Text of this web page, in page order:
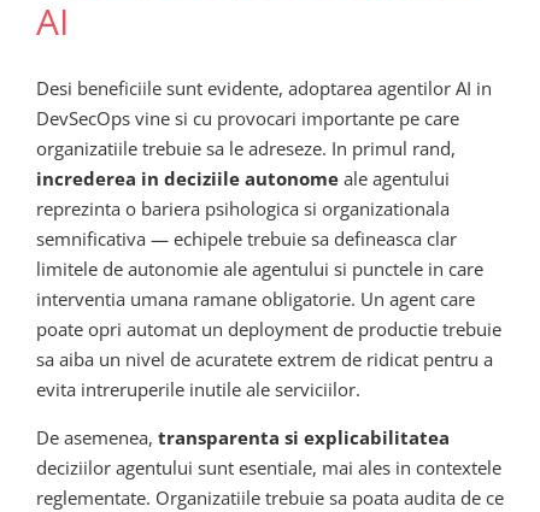
AI
Desi beneficiile sunt evidente, adoptarea agentilor AI in
DevSecOps vine si cu provocari importante pe care
organizatiile trebuie sa le adreseze. In primul rand,
increderea in deciziile autonome ale agentului
reprezinta o bariera psihologica si organizationala
semnificativa — echipele trebuie sa defineasca clar
limitele de autonomie ale agentului si punctele in care
interventia umana ramane obligatorie. Un agent care
poate opri automat un deployment de productie trebuie
sa aiba un nivel de acuratete extrem de ridicat pentru a
evita intreruperile inutile ale serviciilor.
De asemenea, transparenta si explicabilitatea
deciziilor agentului sunt esentiale, mai ales in contextele
reglementate. Organizatiile trebuie sa poata audita de ce